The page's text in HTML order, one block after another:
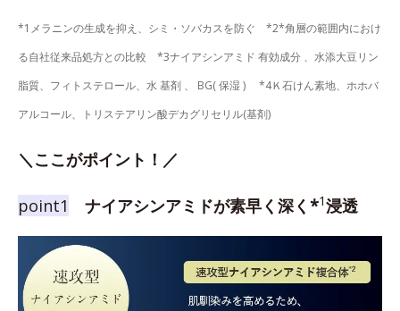
*1メラニンの生成を抑え、シミ・ソバカスを防ぐ *2*角層の範囲内におけ
る自社従来品処方との比較 *3ナイアシンアミド 有効成分 、水添大豆リン
脂質、フィトステロール、水 基剤 、 BG( 保湿 ) *4Ｋ石けん素地、ホホバ
アルコール、トリステアリン酸デカグリセリル(基剤)
＼ここがポイント！／
point1 ナイアシンアミドが素早く深く*1浸透